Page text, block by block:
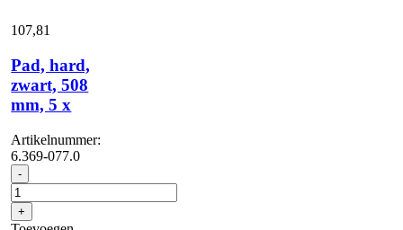
x
aantal
107,81
Pad, hard,
zwart, 508
mm, 5 x
Artikelnummer:
6.369-077.0
- Pad,
hard,
zwart,
508
+